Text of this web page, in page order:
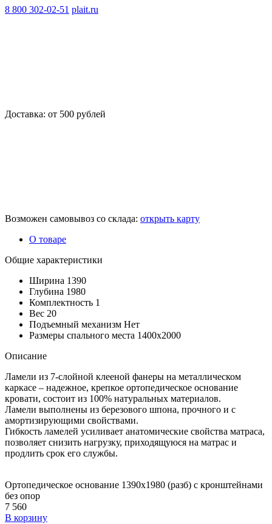
8 800 302-02-51 plait.ru
Доставка: от 500 рублей
Возможен самовывоз со склада: открыть карту
О товаре
Общие характеристики
Ширина 1390
Глубина 1980
Комплектность 1
Вес 20
Подъемный механизм Нет
Размеры спального места 1400х2000
Описание
Ламели из 7-слойной клееной фанеры на металлическом
каркасе – надежное, крепкое ортопедическое основание
кровати, состоит из 100% натуральных материалов.
Ламели выполнены из березового шпона, прочного и с
амортизирующими свойствами.
Гибкость ламелей усиливает анатомические свойства матраса,
позволяет снизить нагрузку, приходящуюся на матрас и
продлить срок его службы.
Ортопедическое основание 1390х1980 (разб) с кронштейнами
без опор
7 560
В корзину